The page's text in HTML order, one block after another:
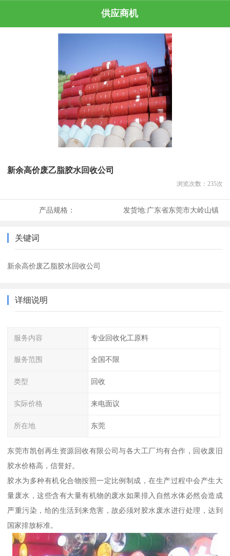
供应商机
新余高价废乙脂胶水回收公司
浏览次数： 235次
产品规格： 发货地:广东省东莞市大岭山镇
关键词
新余高价废乙脂胶水回收公司
详细说明
服务内容 专业回收化工原料
服务范围 全国不限
类型 回收
实际价格 来电面议
所在地 东莞
东莞市凯创再生资源回收有限公司与各大工厂均有合作，回收废旧
胶水价格高，信誉好。
胶水为多种有机化合物按照一定比例制成，在生产过程中会产生大
量废水，这些含有大量有机物的废水如果排入自然水体必然会造成
严重污染，给的生活到来危害，故必须对胶水废水进行处理，达到
国家排放标准。